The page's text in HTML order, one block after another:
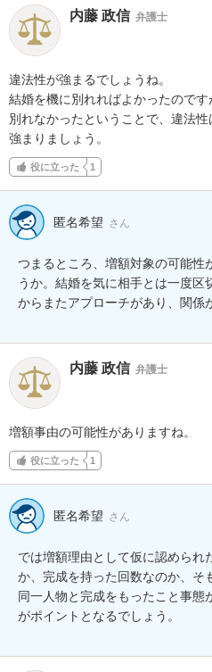
内藤 政信 弁護士
違法性が強まるでしょうね。
結婚を機に別れればよかったのです
別れなかったということで、違法性
強まりましょう。
役に立った 1
匿名希望 さん
つまるところ、増額対象の可能性
うか。結婚を気に相手とは一度
からまたアプローチがあり、関係
内藤 政信 弁護士
増額事由の可能性がありますね。
役に立った 1
匿名希望 さん
では増額理由として仮に認められ
か、完成を持った回数なのか、そ
同一人物と完成をもったこと事態
がポイントとなるでしょう。